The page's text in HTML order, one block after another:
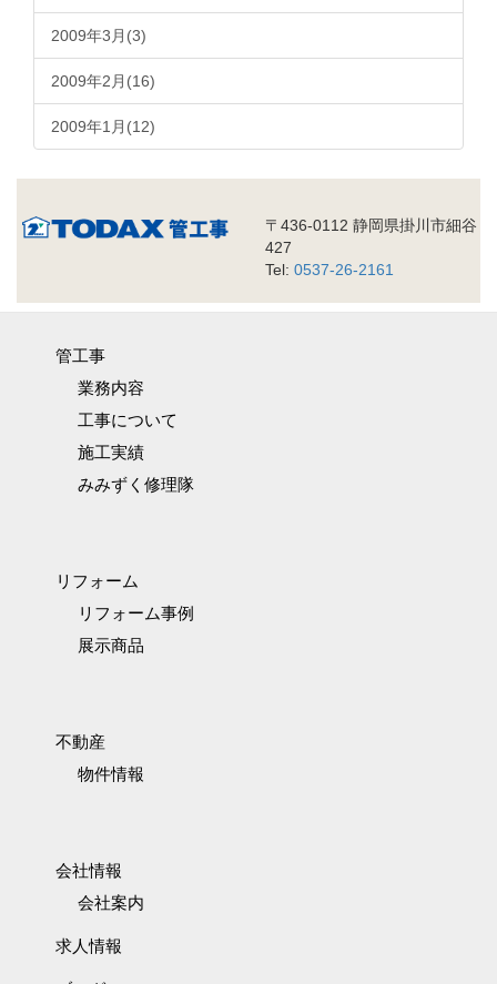
2009年3月(3)
2009年2月(16)
2009年1月(12)
〒436-0112 静岡県掛川市細谷
427
Tel: 0537-26-2161
管工事
業務内容
工事について
施工実績
みみずく修理隊
リフォーム
リフォーム事例
展示商品
不動産
物件情報
会社情報
会社案内
求人情報